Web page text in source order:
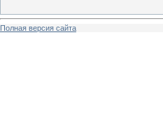
Полная версия сайта